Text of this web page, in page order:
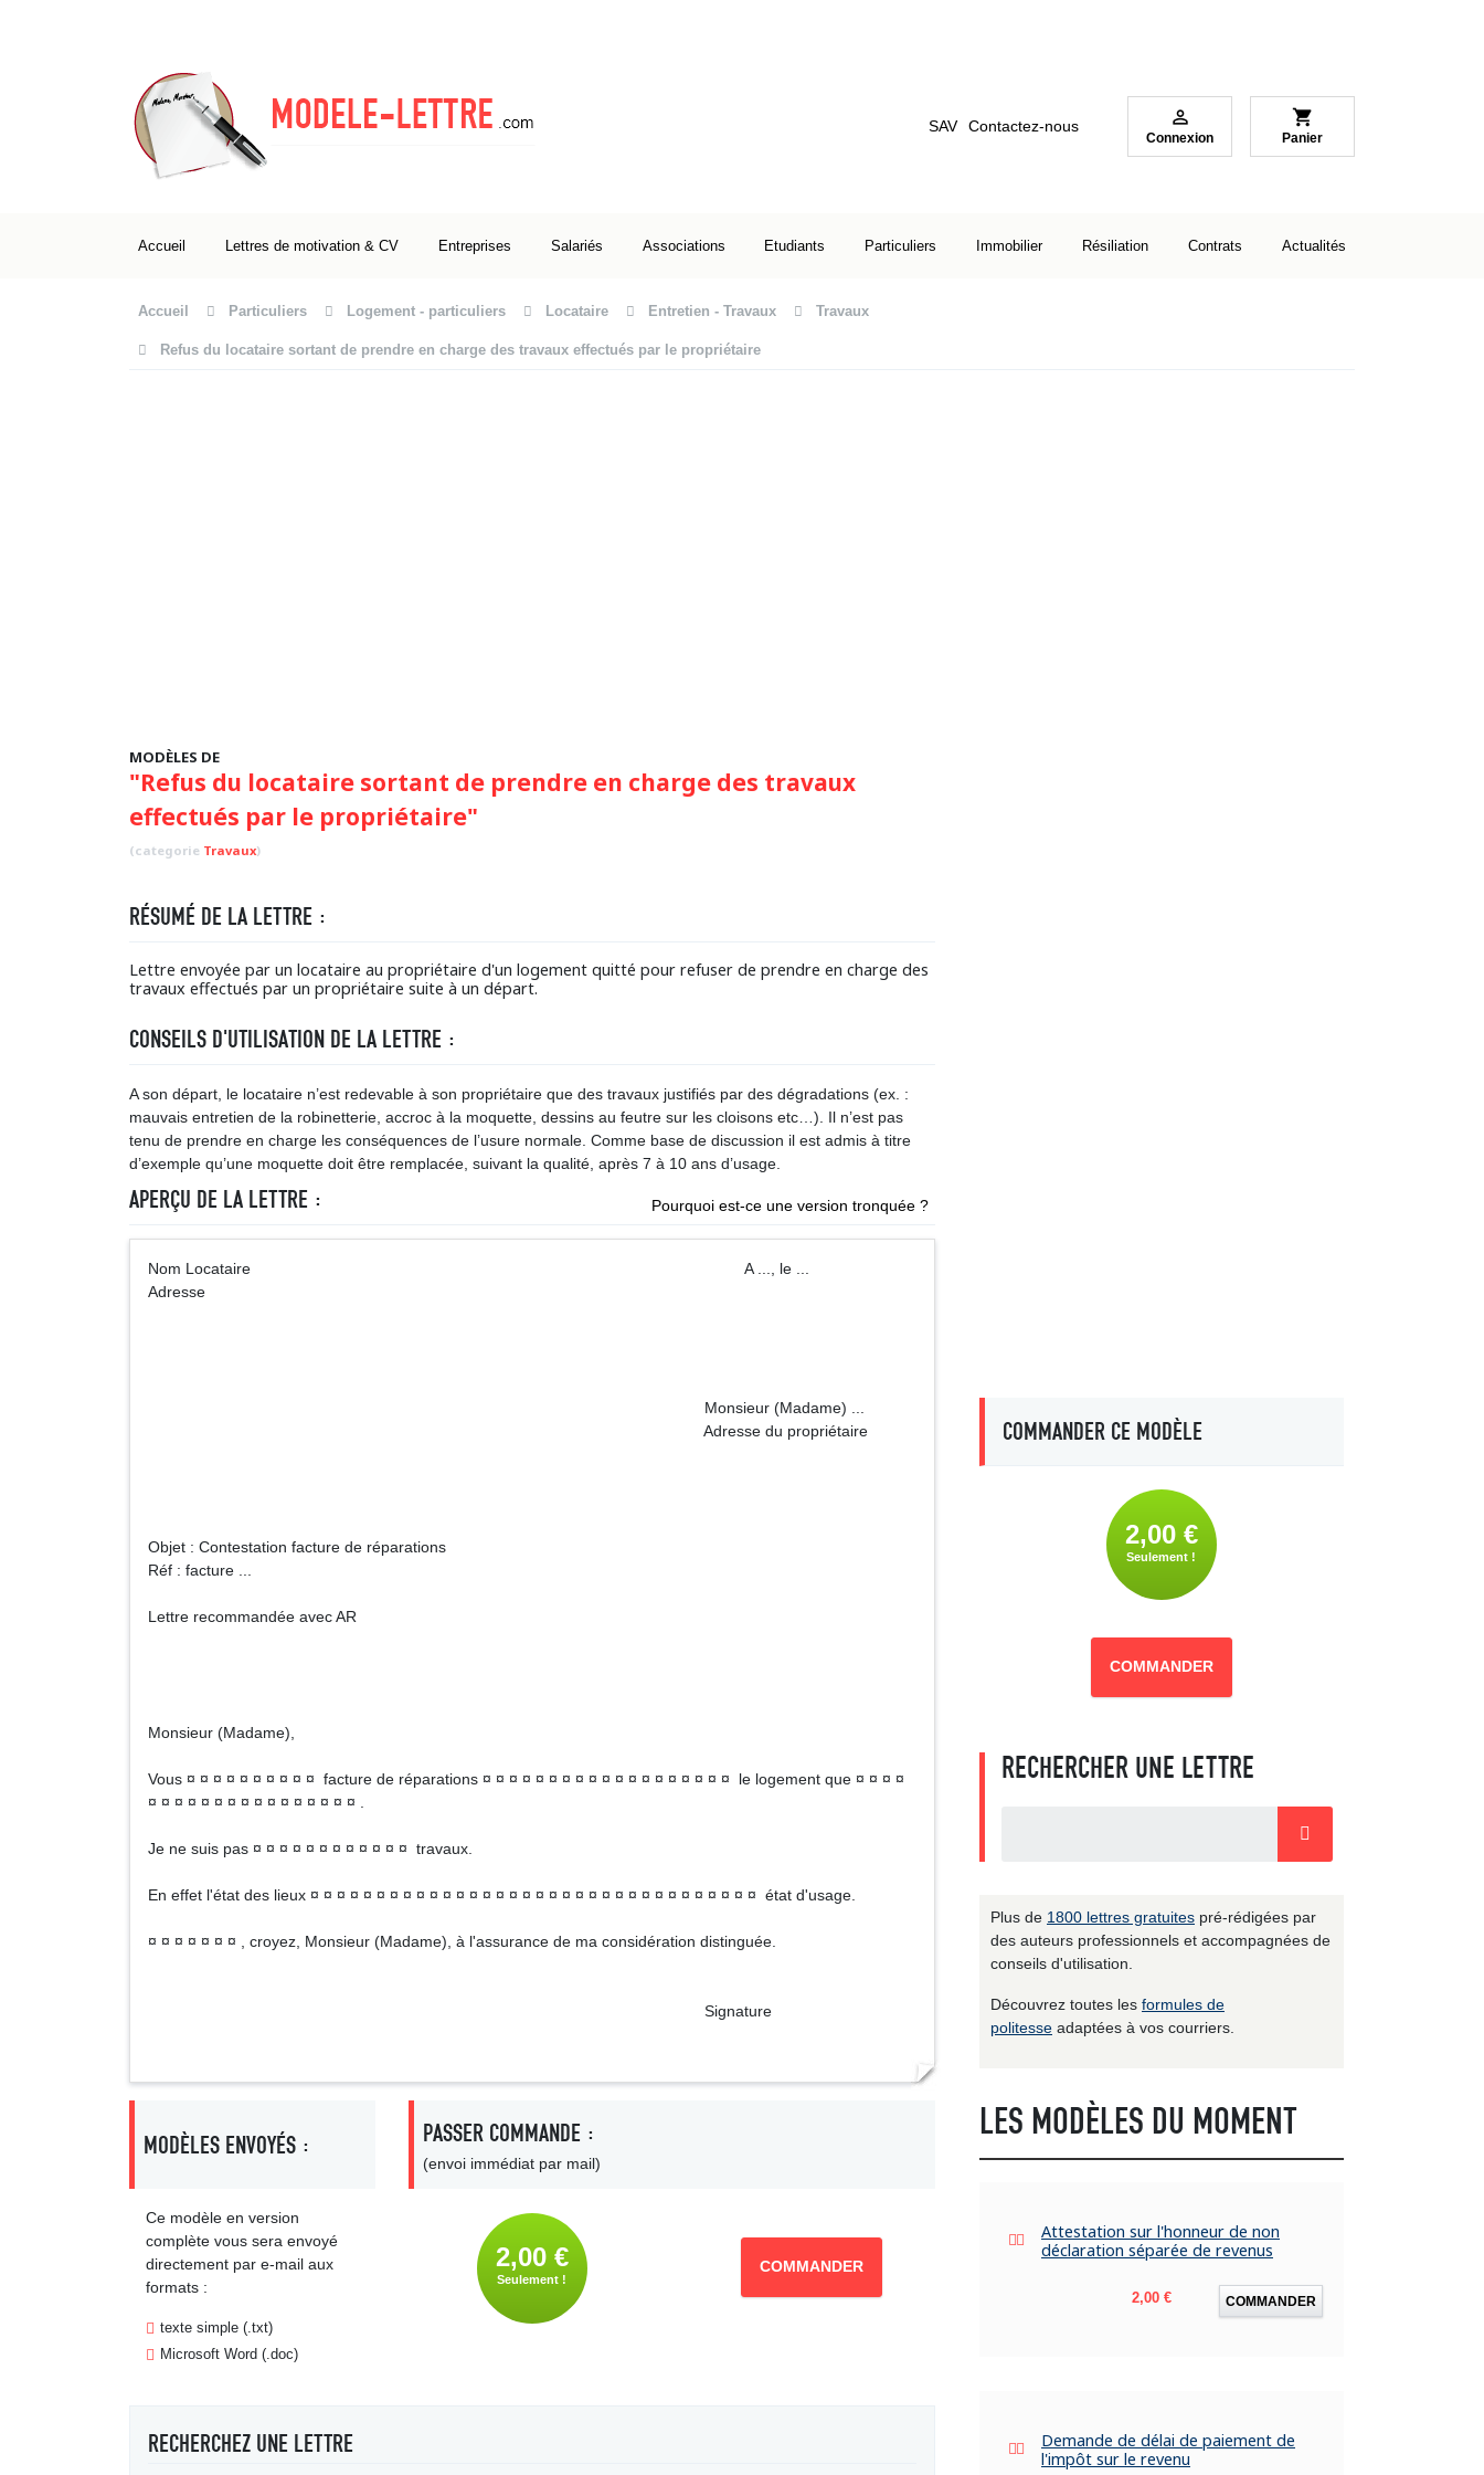
SAV Contactez-nous 
Connexion
shopping_cart
Panier
Accueil Lettres de motivation & CV Entreprises Salariés Associations Etudiants Particuliers Immobilier Résiliation Contrats Actualités
Accueil Particuliers Logement - particuliers Locataire Entretien - Travaux Travaux
Refus du locataire sortant de prendre en charge des travaux effectués par le propriétaire
MODÈLES DE
"Refus du locataire sortant de prendre en charge des travaux
effectués par le propriétaire"
(categorie Travaux)
RÉSUMÉ DE LA LETTRE :
Lettre envoyée par un locataire au propriétaire d'un logement quitté pour refuser de prendre en charge des
travaux effectués par un propriétaire suite à un départ.
CONSEILS D'UTILISATION DE LA LETTRE :
A son départ, le locataire n’est redevable à son propriétaire que des travaux justifiés par des dégradations (ex. :
mauvais entretien de la robinetterie, accroc à la moquette, dessins au feutre sur les cloisons etc…). Il n’est pas
tenu de prendre en charge les conséquences de l’usure normale. Comme base de discussion il est admis à titre
d’exemple qu’une moquette doit être remplacée, suivant la qualité, après 7 à 10 ans d’usage.
APERÇU DE LA LETTRE : Pourquoi est-ce une version tronquée ?
Nom Locataire A ..., le ...
Adresse
Monsieur (Madame) ...
Adresse du propriétaire
Objet : Contestation facture de réparations
Réf : facture ...
Lettre recommandée avec AR
Monsieur (Madame),
Vous ¤ ¤ ¤ ¤ ¤ ¤ ¤ ¤ ¤ ¤ facture de réparations ¤ ¤ ¤ ¤ ¤ ¤ ¤ ¤ ¤ ¤ ¤ ¤ ¤ ¤ ¤ ¤ ¤ ¤ ¤ le logement que ¤ ¤ ¤ ¤
¤ ¤ ¤ ¤ ¤ ¤ ¤ ¤ ¤ ¤ ¤ ¤ ¤ ¤ ¤ ¤ .
Je ne suis pas ¤ ¤ ¤ ¤ ¤ ¤ ¤ ¤ ¤ ¤ ¤ ¤ travaux.
En effet l'état des lieux ¤ ¤ ¤ ¤ ¤ ¤ ¤ ¤ ¤ ¤ ¤ ¤ ¤ ¤ ¤ ¤ ¤ ¤ ¤ ¤ ¤ ¤ ¤ ¤ ¤ ¤ ¤ ¤ ¤ ¤ ¤ ¤ ¤ ¤ état d'usage.
¤ ¤ ¤ ¤ ¤ ¤ ¤ , croyez, Monsieur (Madame), à l'assurance de ma considération distinguée.
Signature
MODÈLES ENVOYÉS :
Ce modèle en version
complète vous sera envoyé
directement par e-mail aux
formats :
texte simple (.txt)
Microsoft Word (.doc)
PASSER COMMANDE :
(envoi immédiat par mail)
2,00 €
Seulement !
COMMANDER
RECHERCHEZ UNE LETTRE
COMMANDER CE MODÈLE
2,00 €
Seulement !
COMMANDER
RECHERCHER UNE LETTRE
Plus de 1800 lettres gratuites pré-rédigées par
des auteurs professionnels et accompagnées de
conseils d'utilisation.
Découvrez toutes les formules de
politesse adaptées à vos courriers.
LES MODÈLES DU MOMENT
Attestation sur l'honneur de non
déclaration séparée de revenus
Prix
2,00 € COMMANDER
Demande de délai de paiement de
l'impôt sur le revenu